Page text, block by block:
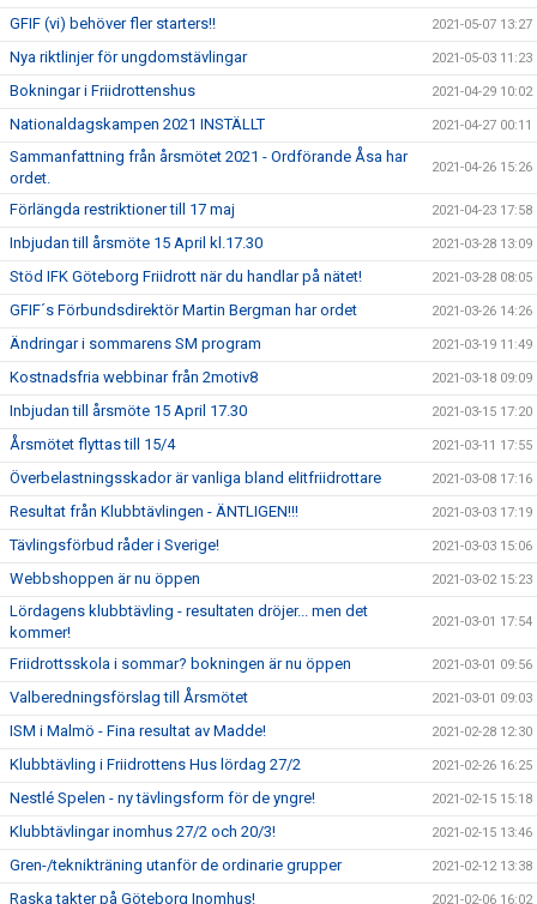
GFIF (vi) behöver fler starters!! 2021-05-07 13:27
Nya riktlinjer för ungdomstävlingar 2021-05-03 11:23
Bokningar i Friidrottenshus 2021-04-29 10:02
Nationaldagskampen 2021 INSTÄLLT 2021-04-27 00:11
Sammanfattning från årsmötet 2021 - Ordförande Åsa har
ordet.
2021-04-26 15:26
Förlängda restriktioner till 17 maj 2021-04-23 17:58
Inbjudan till årsmöte 15 April kl.17.30 2021-03-28 13:09
Stöd IFK Göteborg Friidrott när du handlar på nätet! 2021-03-28 08:05
GFIF´s Förbundsdirektör Martin Bergman har ordet 2021-03-26 14:26
Ändringar i sommarens SM program 2021-03-19 11:49
Kostnadsfria webbinar från 2motiv8 2021-03-18 09:09
Inbjudan till årsmöte 15 April 17.30 2021-03-15 17:20
Årsmötet flyttas till 15/4 2021-03-11 17:55
Överbelastningsskador är vanliga bland elitfriidrottare 2021-03-08 17:16
Resultat från Klubbtävlingen - ÄNTLIGEN!!! 2021-03-03 17:19
Tävlingsförbud råder i Sverige! 2021-03-03 15:06
Webbshoppen är nu öppen 2021-03-02 15:23
Lördagens klubbtävling - resultaten dröjer... men det
kommer!
2021-03-01 17:54
Friidrottsskola i sommar? bokningen är nu öppen 2021-03-01 09:56
Valberedningsförslag till Årsmötet 2021-03-01 09:03
ISM i Malmö - Fina resultat av Madde! 2021-02-28 12:30
Klubbtävling i Friidrottens Hus lördag 27/2 2021-02-26 16:25
Nestlé Spelen - ny tävlingsform för de yngre! 2021-02-15 15:18
Klubbtävlingar inomhus 27/2 och 20/3! 2021-02-15 13:46
Gren-/teknikträning utanför de ordinarie grupper 2021-02-12 13:38
Raska takter på Göteborg Inomhus! 2021-02-06 16:02